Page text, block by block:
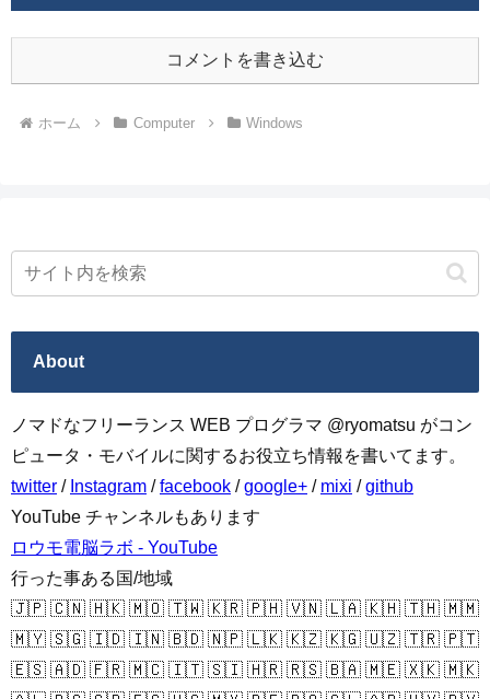
コメントを書き込む
ホーム Computer Windows
About
ノマドなフリーランス WEB プログラマ @ryomatsu がコン
ピュータ・モバイルに関するお役立ち情報を書いてます。
twitter / Instagram /facebook /google+ / mixi /github
YouTube チャンネルもあります
ロウモ電脳ラボ - YouTube
行った事ある国/地域
🇯🇵 🇨🇳 🇭🇰 🇲🇴 🇹🇼 🇰🇷 🇵🇭 🇻🇳 🇱🇦 🇰🇭 🇹🇭 🇲🇲
🇲🇾 🇸🇬 🇮🇩 🇮🇳 🇧🇩 🇳🇵 🇱🇰 🇰🇿 🇰🇬 🇺🇿 🇹🇷 🇵🇹
🇪🇸 🇦🇩 🇫🇷 🇲🇨 🇮🇹 🇸🇮 🇭🇷 🇷🇸 🇧🇦 🇲🇪 🇽🇰 🇲🇰